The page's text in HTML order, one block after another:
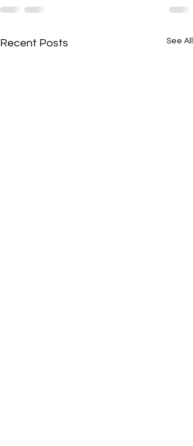
Recent Posts See All